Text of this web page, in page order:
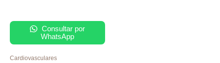
Consultar por
WhatsApp
Cardiovasculares